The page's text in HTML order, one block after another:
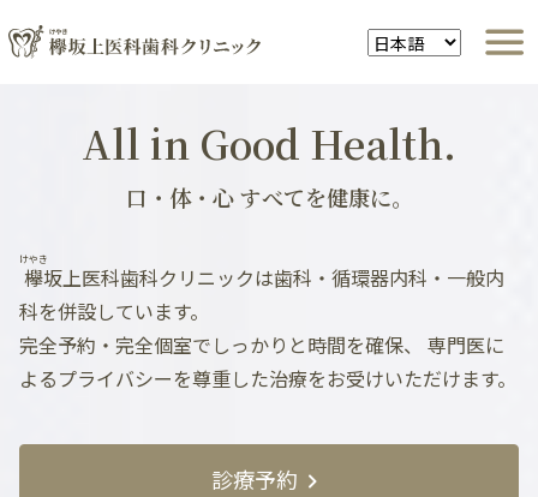
All in Good Health.
口・体・心 すべてを健康に。
欅
けやき
坂上医科歯科クリニックは歯科・循環器内科・一般内
科を併設しています。
完全予約・完全個室でしっかりと時間を確保、
よるプライバシーを尊重した治療をお受けいただけます。
診療予約